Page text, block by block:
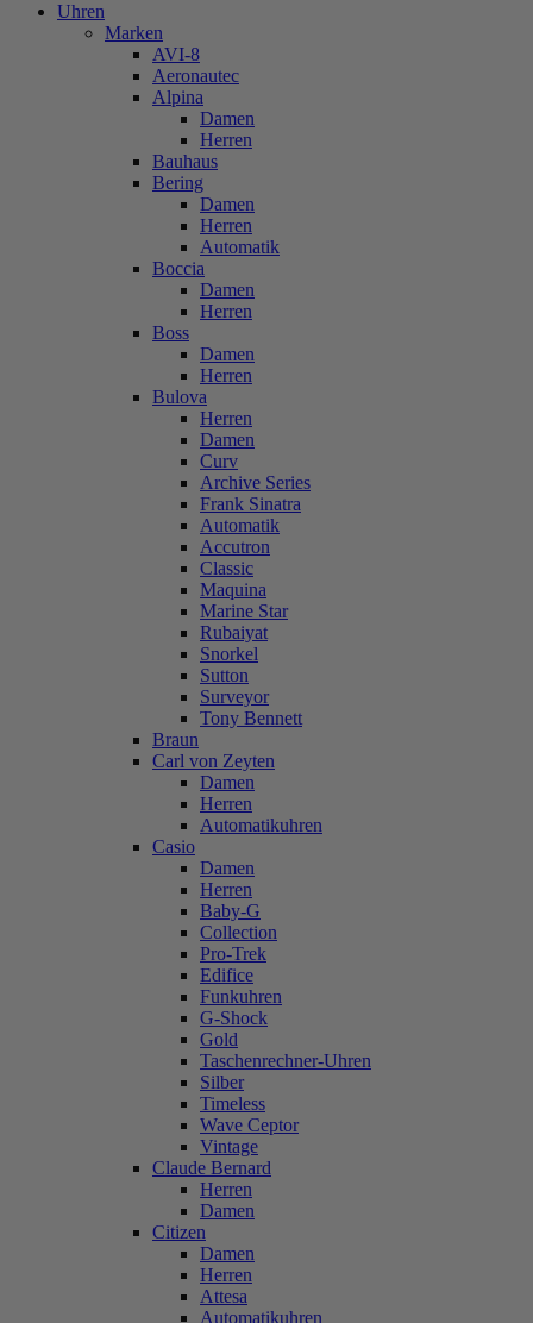
Uhren
Marken
AVI-8
Aeronautec
Alpina
Damen
Herren
Bauhaus
Bering
Damen
Herren
Automatik
Boccia
Damen
Herren
Boss
Damen
Herren
Bulova
Herren
Damen
Curv
Archive Series
Frank Sinatra
Automatik
Accutron
Classic
Maquina
Marine Star
Rubaiyat
Snorkel
Sutton
Surveyor
Tony Bennett
Braun
Carl von Zeyten
Damen
Herren
Automatikuhren
Casio
Damen
Herren
Baby-G
Collection
Pro-Trek
Edifice
Funkuhren
G-Shock
Gold
Taschenrechner-Uhren
Silber
Timeless
Wave Ceptor
Vintage
Claude Bernard
Herren
Damen
Citizen
Damen
Herren
Attesa
Automatikuhren